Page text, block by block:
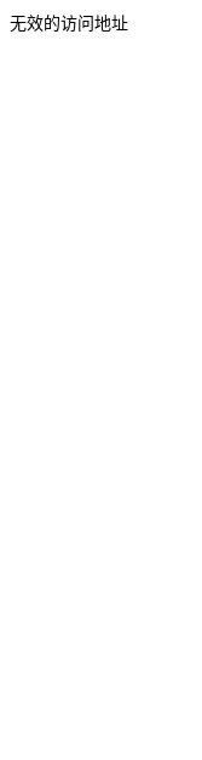
无效的访问地址